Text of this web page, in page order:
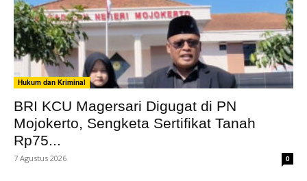
Hukum dan Kriminal
BRI KCU Magersari Digugat di PN
Mojokerto, Sengketa Sertifikat Tanah
Rp75...
7 Agustus 2026 0